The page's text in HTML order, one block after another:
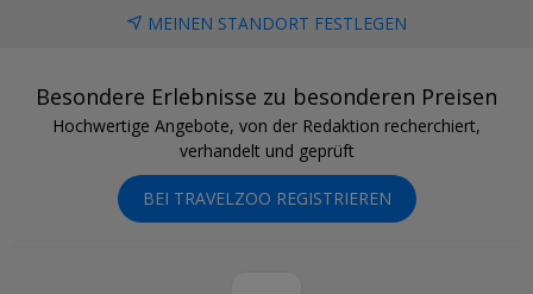
MEINEN STANDORT FESTLEGEN
Besondere Erlebnisse zu besonderen Preisen
Hochwertige Angebote, von der Redaktion recherchiert,
verhandelt und geprüft
BEI TRAVELZOO REGISTRIEREN